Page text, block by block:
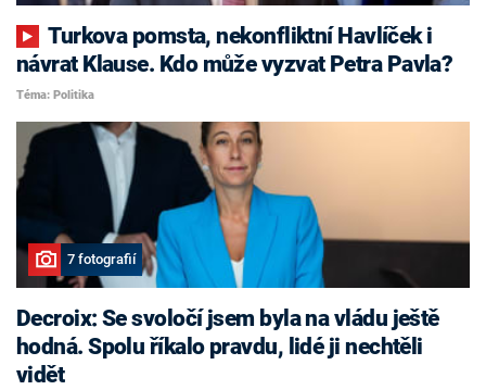
Turkova pomsta, nekonfliktní Havlíček i
návrat Klause. Kdo může vyzvat Petra Pavla?
Téma: Politika
7 fotografií
Decroix: Se svoločí jsem byla na vládu ještě
hodná. Spolu říkalo pravdu, lidé ji nechtěli
vidět